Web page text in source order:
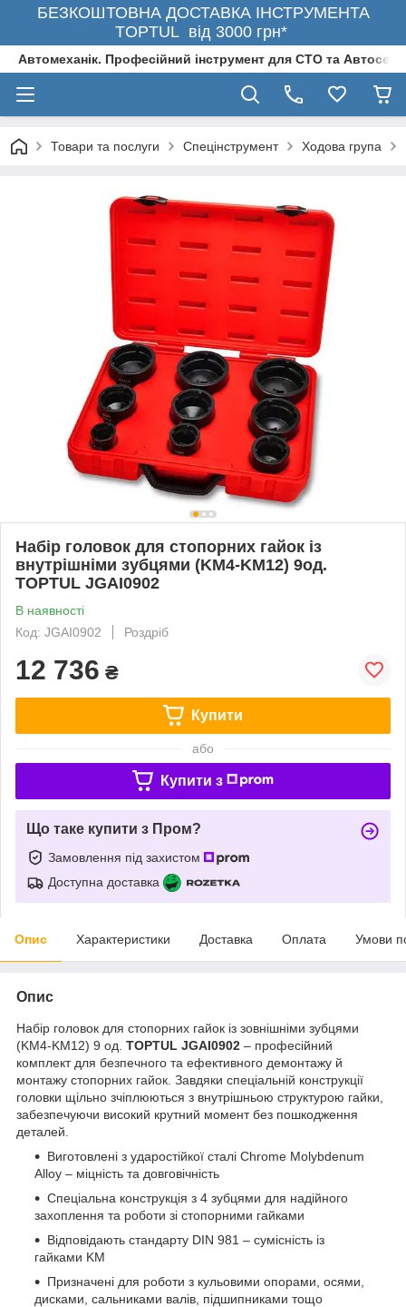
БЕЗКОШТОВНА ДОСТАВКА ІНСТРУМЕНТА
TOPTUL від 3000 грн*
Автомеханік. Професійний інструмент для СТО та
Товари та послуги Спецінструмент Ходова група
Набір головок для стопорних гайок із
внутрішніми зубцями (KM4-KM12) 9од.
TOPTUL JGAI0902
В наявності
Код: JGAI0902
Роздріб
12 736 ₴
Купити
або
Купити з
Що таке купити з Пром?
Замовлення під захистом
Доступна доставка
Опис Характеристики Доставка Оплата Умови
Опис
Набір головок для стопорних гайок із зовнішніми зубцями
(KM4-KM12) 9 од. TOPTUL JGAI0902 – професійний
комплект для безпечного та ефективного демонтажу й
монтажу стопорних гайок. Завдяки спеціальній конструкції
головки щільно зчіплюються з внутрішньою структурою гайки,
забезпечуючи високий крутний момент без пошкодження
деталей.
Виготовлені з ударостійкої сталі Chrome Molybdenum
Alloy – міцність та довговічність
Спеціальна конструкція з 4 зубцями для надійного
захоплення та роботи зі стопорними гайками
Відповідають стандарту DIN 981 – сумісність із
гайками KM
Призначені для роботи з кульовими опорами, осями,
дисками, сальниками валів, підшипниками тощо